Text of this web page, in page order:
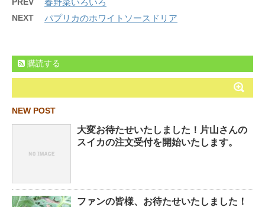
春野菜いろいろ
NEXT パプリカのホワイトソースドリア
購読する
NEW POST
大変お待たせいたしました！片山さんの
スイカの注文受付を開始いたします。
ファンの皆様、お待たせいたしました！